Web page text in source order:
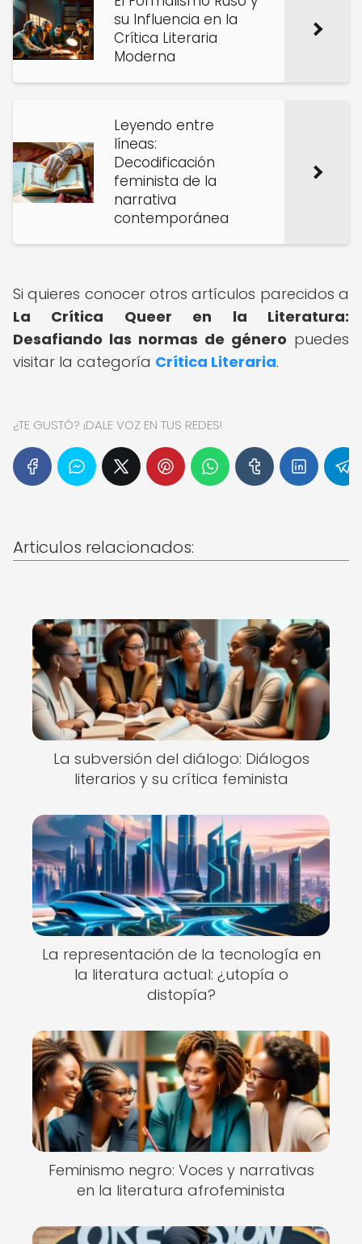
su Influencia en la
Crítica Literaria
Moderna
Leyendo entre
líneas:
Decodificación
feminista de la
narrativa
contemporánea
Si quieres conocer otros artículos parecidos a
La Crítica Queer en la Literatura:
Desafiando las normas de género puedes
visitar la categoría Crítica Literaria.
¿TE GUSTÓ? ¡DALE VOZ EN TUS REDES!
Articulos relacionados:
La subversión del diálogo: Diálogos
literarios y su crítica feminista
La representación de la tecnología en
la literatura actual: ¿utopía o
distopía?
Feminismo negro: Voces y narrativas
en la literatura afrofeminista